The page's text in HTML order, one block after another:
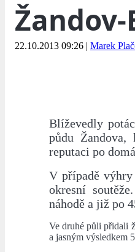
22.10.2013 09:26 | Marek
Blíževedly
půdu
reputaci po
V případě
okresní
náhodě a již po
Ve druhé půli přidali
a jasným výsledkem